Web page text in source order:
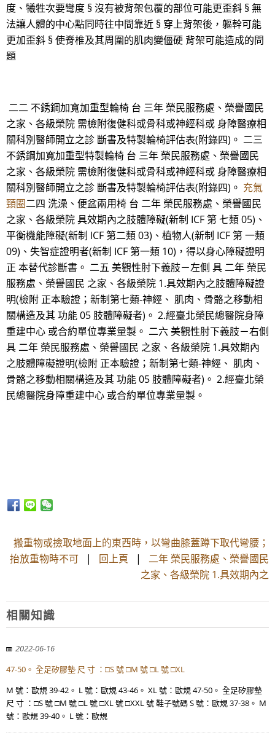
度、犧牲次要彎度 § 沒有被背架包覆的部位可能更歪斜 § 無
法讓人體的中心點同時往中間靠近 § 穿上背架後，軀幹可能
更加歪斜 § 使脊椎及其周圍的肌肉變僵硬 背架可能造成的問
題
二二 不銹鋼加寬加重型輪椅 台 三年 榮民服務處、榮譽國民
之家、各級榮院 需檢附復健科或骨科或神經科或 身障醫療相
關科別醫師開立之診 斷書及特製輪椅評估表(附錄四)。 二三
不銹鋼加寬加重型特製輪椅 台 三年 榮民服務處、榮譽國民
之家、各級榮院 需檢附復健科或骨科或神經科或 身障醫療相
關科別醫師開立之診 斷書及特製輪椅評估表(附錄四)。 充氣
頸圈二四 洗澡、便盆兩用椅 台 二年 榮民服務處、榮譽國民
之家、各級榮院 具效期內之肢體障礙(新制 ICF 第 七類 05)、
平衡機能障礙(新制 ICF 第二類 03)、植物人(新制 ICF 第 一類
09)、失智症證明者(新制 ICF 第一類 10)，得以身心障礙證明
正 本替代診斷書。 二五 美觀性肘下義肢－左側 具 二年 榮民
服務處、榮譽國民 之家、各級榮院 1.具效期內之肢體障礙證
明(檢附 正本驗證；新制第七類-神經、 肌肉、骨骼之移動相
關構造及其 功能 05 肢體障礙者)。 2.經臺北榮民總醫院身障
重建中心 或合約單位專業量製。 二六 美觀性肘下義肢－右側
具 二年 榮民服務處、榮譽國民 之家、各級榮院 1.具效期內
之肢體障礙證明(檢附 正本驗證；新制第七類-神經、 肌肉、
骨骼之移動相關構造及其 功能 05 肢體障礙者)。 2.經臺北榮
民總醫院身障重建中心 或合約單位專業量製。
搬重物或撿取地面上的東西時，以彎曲膝蓋蹲下取代彎腰；
抬放重物時不可 | 回上頁 | 二年 榮民服務處、榮譽國民
之家、各級榮院 1.具效期內之
相關知識
2022-06-16
47-50。 全足矽膠墊 尺 寸 ：□S 號 □M 號 □L 號 □XL
M 號：歐規 39-42。 L 號：歐規 43-46。 XL 號：歐規 47-50。 全足矽膠墊
尺 寸 ：□S 號 □M 號 □L 號 □XL 號 □XXL 號 鞋子號碼 S 號：歐規 37-38。 M
號：歐規 39-40。 L 號：歐規